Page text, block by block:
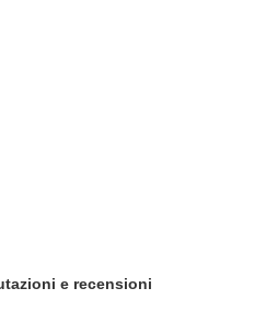
e recensioni